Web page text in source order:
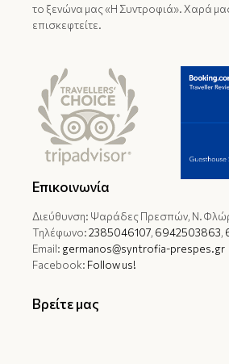
το ξενώνα μας «Η Συντροφιά». Χαρά
επισκεφτείτε.
Επικοινωνία
Διεύθυνση: Ψαράδες Πρεσπών, Ν.
Τηλέφωνο:2385046107, 6942503863,
Email: germanos@syntrofia-prespes.gr
Facebook: Follow us!
Βρείτε μας